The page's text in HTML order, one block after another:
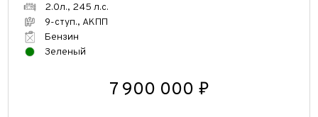
2.0л., 245 л.с.
9-ступ., АКПП
Бензин
Зеленый
7 900 000 ₽